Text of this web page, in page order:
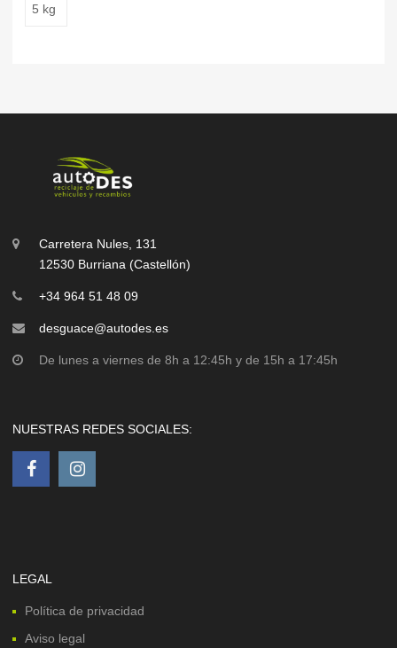
5 kg
Carretera Nules, 131
12530 Burriana (Castellón)
+34 964 51 48 09
desguace@autodes.es
De lunes a viernes de 8h a 12:45h y de 15h a 17:45h
NUESTRAS REDES SOCIALES:
LEGAL
Política de privacidad
Aviso legal